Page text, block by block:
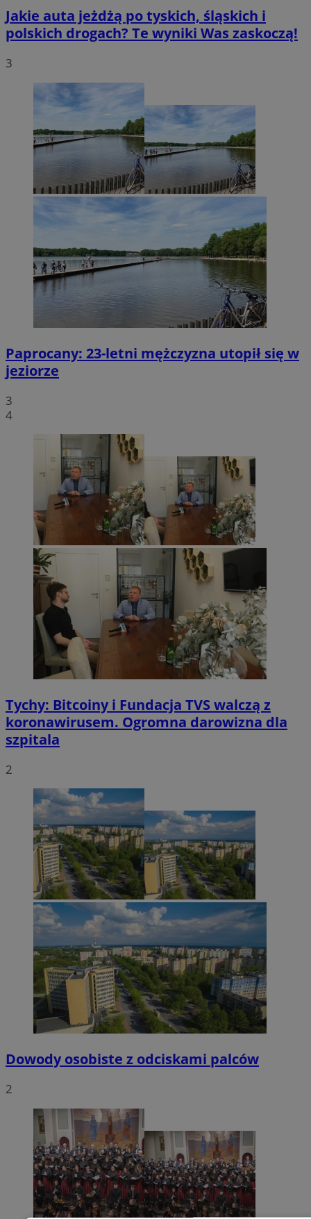
Jakie auta jeżdżą po tyskich, śląskich i
polskich drogach? Te wyniki Was zaskoczą!
3
Paprocany: 23-letni mężczyzna utopił się w
jeziorze
3
4
Tychy: Bitcoiny i Fundacja TVS walczą z
koronawirusem. Ogromna darowizna dla
szpitala
2
Dowody osobiste z odciskami palców
2